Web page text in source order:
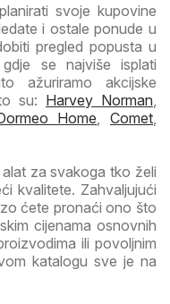
svoje kupovine
i ostale ponude u
pregled popusta u
se najviše isplati
ažuriramo akcijske
su: Harvey Norman
Home ,Comet
za svakoga tko želi
kvalitete. Zahvaljujući
ćete pronaći ono što
cijenama osnovnih
ili povoljnim
katalogu sve je na